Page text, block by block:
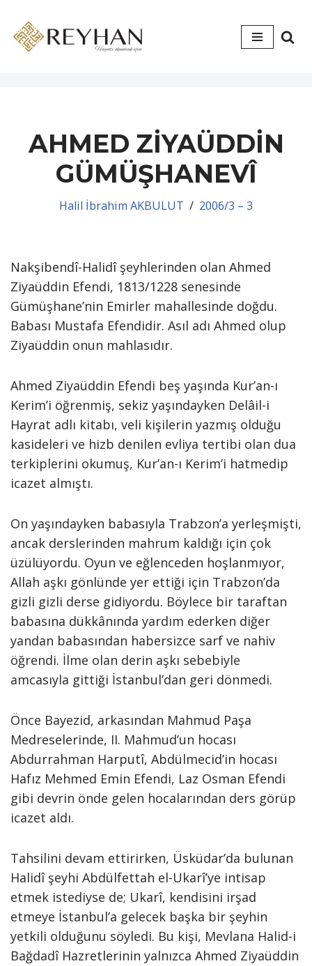
İçeriğe
AHMED ZİYAÜDDİN
GÜMÜŞHANEVÎ
Halil İbrahim AKBULUT 2006/3 – 3
Nakşibendî-Halidî şeyhlerinden olan Ahmed
Ziyaüddin Efendi, 1813/1228 senesinde
Gümüşhane’nin Emirler mahallesinde doğdu.
Babası Mustafa Efendidir. Asıl adı Ahmed olup
Ziyaüddin onun mahlasıdır.
Ahmed Ziyaüddin Efendi beş yaşında Kur’an-ı
Kerim’i öğrenmiş, sekiz yaşındayken Delâil-i
Hayrat adlı kitabı, veli kişilerin yazmış olduğu
kasideleri ve hizb denilen evliya tertibi olan dua
terkiplerini okumuş, Kur’an-ı Kerim’i hatmedip
icazet almıştı.
On yaşındayken babasıyla Trabzon’a yerleşmişti,
ancak derslerinden mahrum kaldığı için çok
üzülüyordu. Oyun ve eğlenceden hoşlanmıyor,
Allah aşkı gönlünde yer ettiği için Trabzon’da
gizli gizli derse gidiyordu. Böylece bir taraftan
babasına dükkânında yardım ederken diğer
yandan babasından habersizce sarf ve nahiv
öğrendi. İlme olan derin aşkı sebebiyle
amcasıyla gittiği İstanbul’dan geri dönmedi.
Önce Bayezid, arkasından Mahmud Paşa
Medreselerinde, II. Mahmud’un hocası
Abdurrahman Harputî, Abdülmecid’in hocası
Hafız Mehmed Emin Efendi, Laz Osman Efendi
gibi devrin önde gelen hocalarından ders görüp
icazet aldı.
Tahsilini devam ettirirken, Üsküdar’da bulunan
Halidî şeyhi Abdülfettah el-Ukarî’ye intisap
etmek istediyse de; Ukarî, kendisini irşad
etmeye İstanbul’a gelecek başka bir şeyhin
yetkili olduğunu söyledi. Bu kişi, Mevlana Halid-i
Bağdadî Hazretlerinin yalnızca Ahmed Ziyaüddin